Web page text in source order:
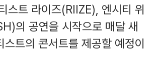
스트 라이즈(RIIZE), 엔시티 위
의 공연을 시작으로 매달 새
트의 콘서트를 제공할 예정이